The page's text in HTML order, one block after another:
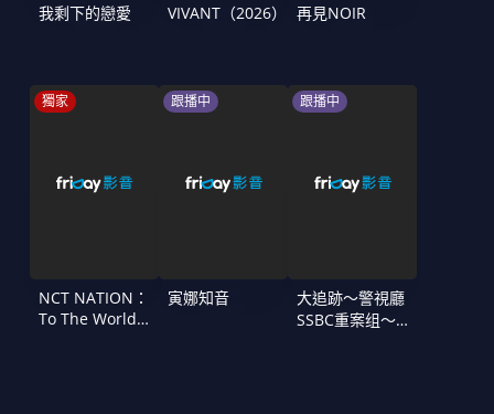
我剩下的戀愛 VIVANT（2026） 再見NOIR
獨家
NCT NATION：
To The World
跟播中
寅娜知音
跟播中
大追跡〜警視廳
SSBC重案组〜